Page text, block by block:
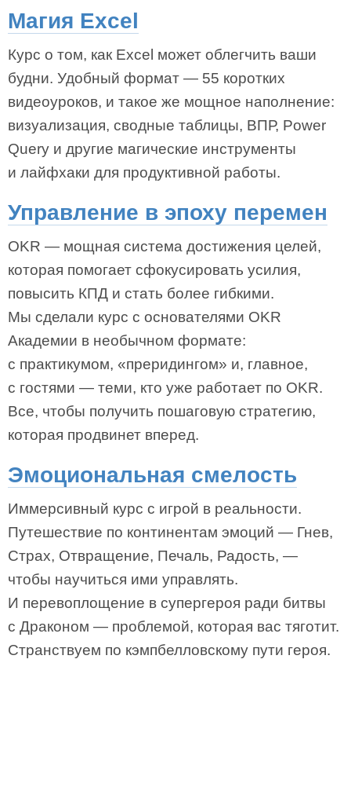
Магия Excel
Курс о том, как Excel может облегчить ваши
будни. Удобный формат — 55 коротких
видеоуроков, и такое же мощное наполнение:
визуализация, сводные таблицы, ВПР, Power
Query и другие магические инструменты
и лайфхаки для продуктивной работы.
Управление в эпоху перемен
OKR — мощная система достижения целей,
которая помогает сфокусировать усилия,
повысить КПД и стать более гибкими.
Мы сделали курс с основателями OKR
Академии в необычном формате:
с практикумом, «преридингом» и, главное,
с гостями — теми, кто уже работает по OKR.
Все, чтобы получить пошаговую стратегию,
которая продвинет вперед.
Эмоциональная смелость
Иммерсивный курс с игрой в реальности.
Путешествие по континентам эмоций — Гнев,
Страх, Отвращение, Печаль, Радость, —
чтобы научиться ими управлять.
И перевоплощение в супергероя ради битвы
с Драконом — проблемой, которая вас тяготит.
Странствуем по кэмпбелловскому пути героя.